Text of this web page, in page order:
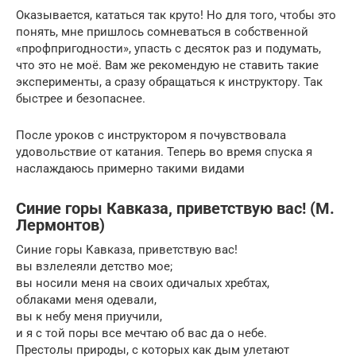
Оказывается, кататься так круто! Но для того, чтобы это
понять, мне пришлось сомневаться в собственной
«профпригодности», упасть с десяток раз и подумать,
что это не моё. Вам же рекомендую не ставить такие
эксперименты, а сразу обращаться к инструктору. Так
быстрее и безопаснее.
После уроков с инструктором я почувствовала
удовольствие от катания. Теперь во время спуска я
наслаждаюсь примерно такими видами
Синие горы Кавказа, приветствую вас! (М.
Лермонтов)
Синие горы Кавказа, приветствую вас!
вы взлелеяли детство мое;
вы носили меня на своих одичалых хребтах,
облаками меня одевали,
вы к небу меня приучили,
и я с той поры все мечтаю об вас да о небе.
Престолы природы, с которых как дым улетают